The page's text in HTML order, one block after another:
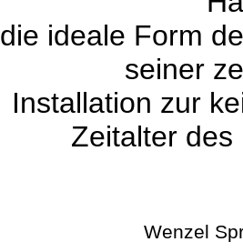
die ideale Form
seiner
Installation zur
Zeitalter des
Wenzel